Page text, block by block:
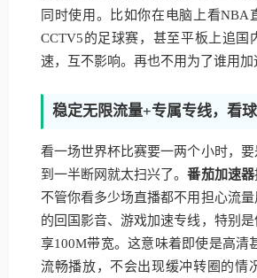
同时使用。比如你在电脑上看NBA
CCTV5的足球赛，甚至平板上追国
速，互不影响。再也不用为了谁用加
稳定无限流量+专属专线，看
看一场世界杯比赛要一两个小时，
到一半断网就太扫兴了。番茄加速器
不管你看多少场直播都不用担心流
的回国影音、游戏加速专线，特别
享100M带宽。这意味着即使是高清
流畅播放，不会出现缓冲转圈的情